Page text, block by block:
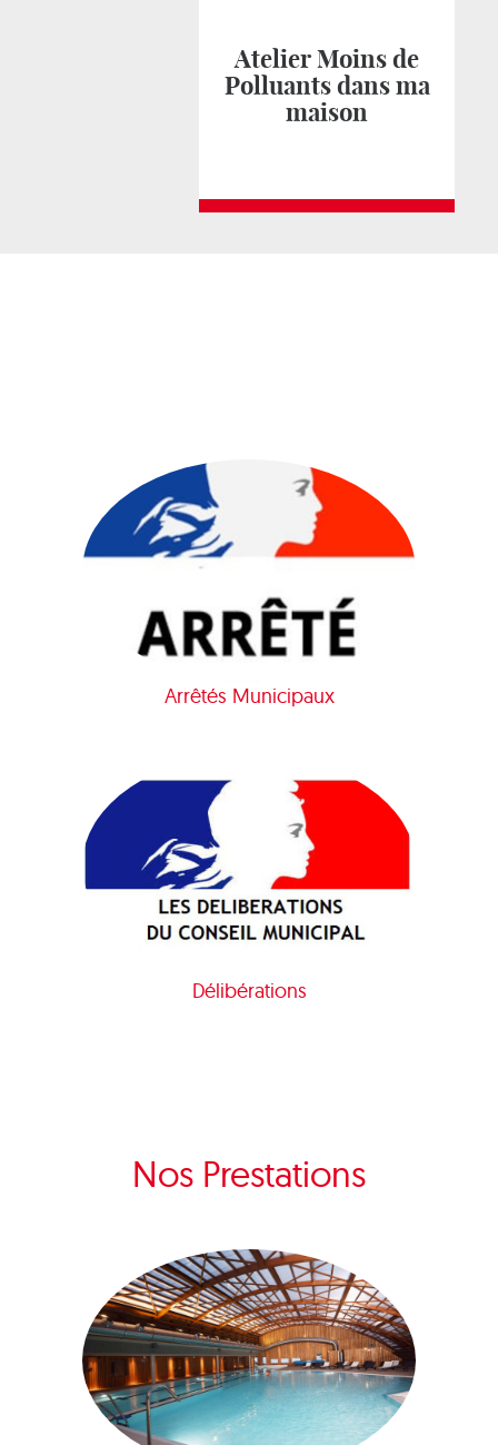
Atelier Moins de
Polluants dans ma
maison
Arrêtés Municipaux
Délibérations
Nos Prestations